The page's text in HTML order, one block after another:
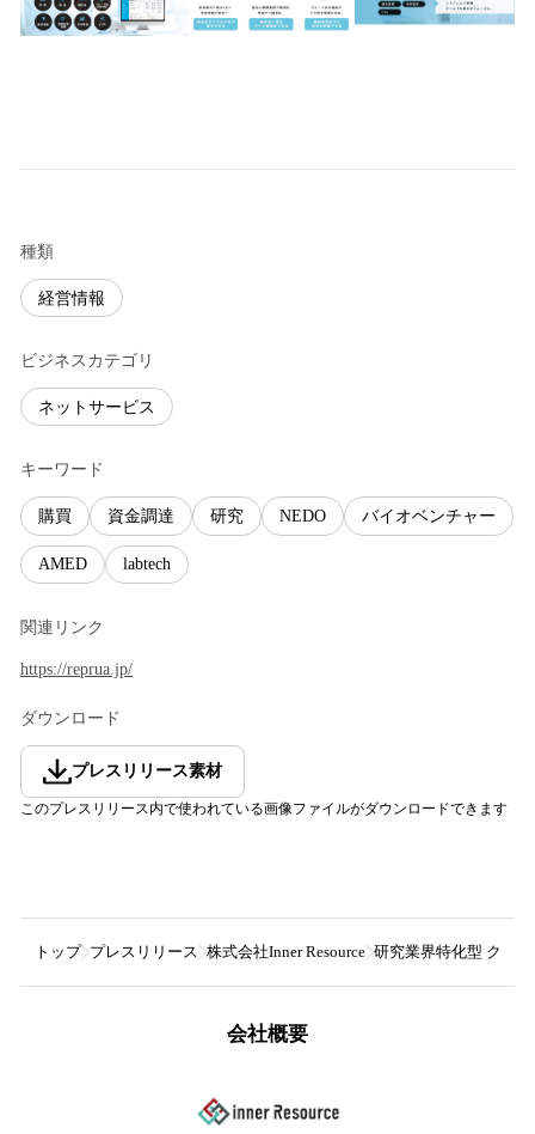
種類
経営情報
ビジネスカテゴリ
ネットサービス
キーワード
購買 資金調達 研究 NEDO バイオベンチャー
AMED labtech
関連リンク
https://reprua.jp/
ダウンロード
プレスリリース素材
このプレスリリース内で使われている画像ファイルがダウンロードできます
トップ プレスリリース 株式会社Inner Resource 研究業界特化型 クラ
会社概要